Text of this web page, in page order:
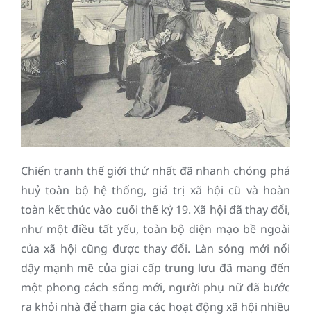
Chiến tranh thế giới thứ nhất đã nhanh chóng phá
huỷ toàn bộ hệ thống, giá trị xã hội cũ và hoàn
toàn kết thúc vào cuối thế kỷ 19. Xã hội đã thay đổi,
như một điều tất yếu, toàn bộ diện mạo bề ngoài
của xã hội cũng được thay đổi. Làn sóng mới nổi
dậy mạnh mẽ của giai cấp trung lưu đã mang đến
một phong cách sống mới, người phụ nữ đã bước
ra khỏi nhà để tham gia các hoạt động xã hội nhiều